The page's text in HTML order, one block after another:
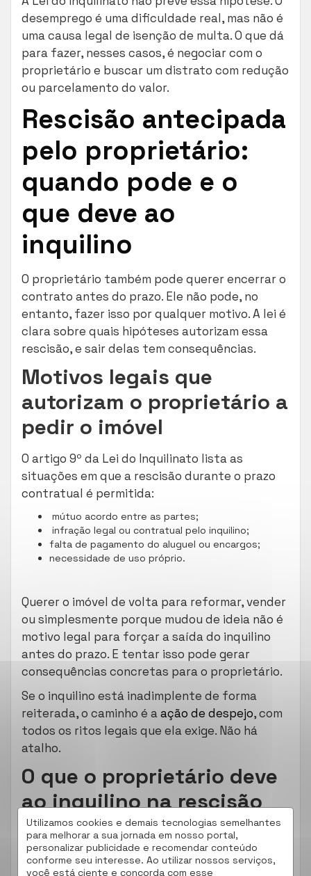
Utilizamos cookies e demais tecnologias semelhantes
para melhorar a sua jornada em nosso portal,
personalizar publicidade e recomendar conteúdo
conforme seu interesse. Ao utilizar nossos serviços,
você está ciente e concorda com esse
desemprego é uma dificuldade real, mas não é
uma causa legal de isenção de multa. O que dá
para fazer, nesses casos, é negociar com o
proprietário e buscar um distrato com redução
ou parcelamento do valor.
Rescisão antecipada
pelo proprietário:
quando pode e o
que deve ao
inquilino
O proprietário também pode querer encerrar o
contrato antes do prazo. Ele não pode, no
entanto, fazer isso por qualquer motivo. A lei é
clara sobre quais hipóteses autorizam essa
rescisão, e sair delas tem consequências.
Motivos legais que
autorizam o proprietário a
pedir o imóvel
O artigo 9º da Lei do Inquilinato lista as
situações em que a rescisão durante o prazo
contratual é permitida:
mútuo acordo entre as partes;
infração legal ou contratual pelo inquilino;
falta de pagamento do aluguel ou encargos;
necessidade de uso próprio.
Querer o imóvel de volta para reformar, vender
ou simplesmente porque mudou de ideia não é
motivo legal para forçar a saída do inquilino
antes do prazo. E tentar isso pode gerar
consequências concretas para o proprietário.
Se o inquilino está inadimplente de forma
reiterada, o caminho é aação de despejo, com
todos os ritos legais que ela exige. Não há
atalho.
O que o proprietário deve
ao inquilino na rescisão
sem justa causa
Se o proprietário encerra o contrato fora das